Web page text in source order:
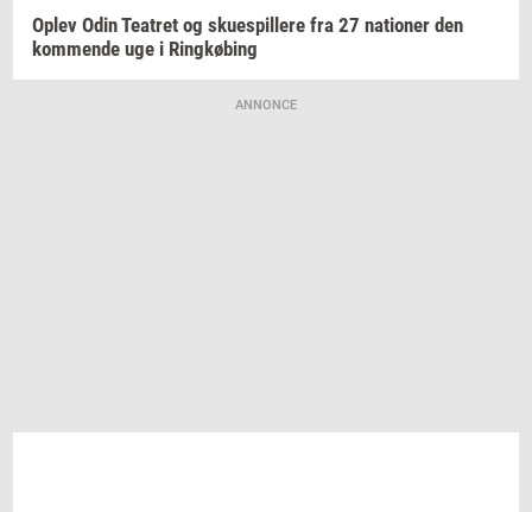
Oplev OdinTe­a­tret og sku­e­spil­le­re fra 27 na­tio­ner den
kom­men­de uge i Ring­kø­bing
ANNONCE